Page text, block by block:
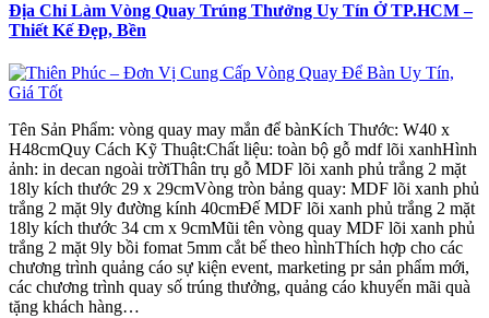
Địa Chỉ Làm Vòng Quay Trúng Thưởng Uy Tín Ở TP.HCM –
Thiết Kế Đẹp, Bền
Tên Sản Phẩm: vòng quay may mắn để bànKích Thước: W40 x
H48cmQuy Cách Kỹ Thuật:Chất liệu: toàn bộ gỗ mdf lõi xanhHình
ảnh: in decan ngoài trờiThân trụ gỗ MDF lõi xanh phủ trắng 2 mặt
18ly kích thước 29 x 29cmVòng tròn bảng quay: MDF lõi xanh phủ
trắng 2 mặt 9ly đường kính 40cmĐế MDF lõi xanh phủ trắng 2 mặt
18ly kích thước 34 cm x 9cmMũi tên vòng quay MDF lõi xanh phủ
trắng 2 mặt 9ly bồi fomat 5mm cắt bế theo hìnhThích hợp cho các
chương trình quảng cáo sự kiện event, marketing pr sản phẩm mới,
các chương trình quay số trúng thưởng, quảng cáo khuyến mãi quà
tặng khách hàng…